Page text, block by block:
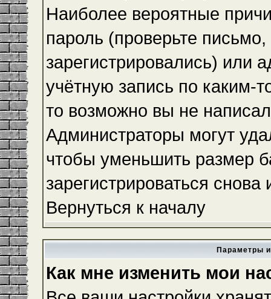
Наиболее вероятные
пароль (проверьте
зарегистрировались) или
учётную запись по каким-
то возможно вы не
Администраторы могут
чтобы уменьшить размер
зарегистрироваться
Вернуться к началу
Параметры
Как мне изменить мои